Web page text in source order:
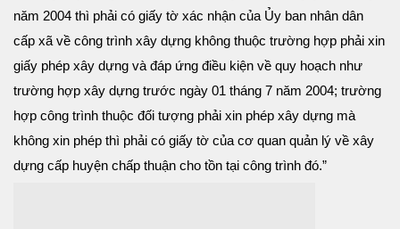
năm 2004 thì phải có giấy tờ xác nhận của Ủy ban nhân dân
cấp xã về công trình xây dựng không thuộc trường hợp phải xin
giấy phép xây dựng và đáp ứng điều kiện về quy hoạch như
trường hợp xây dựng trước ngày 01 tháng 7 năm 2004; trường
hợp công trình thuộc đối tượng phải xin phép xây dựng mà
không xin phép thì phải có giấy tờ của cơ quan quản lý về xây
dựng cấp huyện chấp thuận cho tồn tại công trình đó.”